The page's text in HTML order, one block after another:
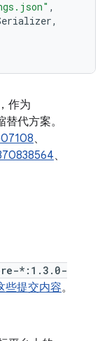
,
,
，作为
代方案。
、
、
*:1.3.0-
些提交内容。